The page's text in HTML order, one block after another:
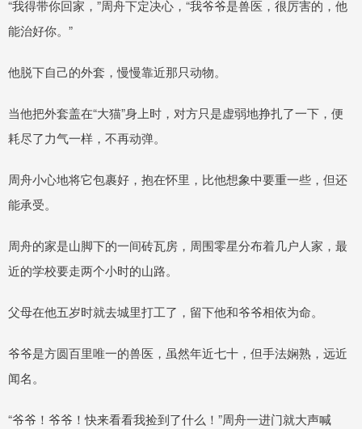
“我得带你回家，”周舟下定决心，“我爷爷是兽医，很厉害的，他
能治好你。”
他脱下自己的外套，慢慢靠近那只动物。
当他把外套盖在“大猫”身上时，对方只是虚弱地挣扎了一下，便
耗尽了力气一样，不再动弹。
周舟小心地将它包裹好，抱在怀里，比他想象中要重一些，但还
能承受。
周舟的家是山脚下的一间砖瓦房，周围零星分布着几户人家，最
近的学校要走两个小时的山路。
父母在他五岁时就去城里打工了，留下他和爷爷相依为命。
爷爷是方圆百里唯一的兽医，虽然年近七十，但手法娴熟，远近
闻名。
“爷爷！爷爷！快来看看我捡到了什么！”周舟一进门就大声喊